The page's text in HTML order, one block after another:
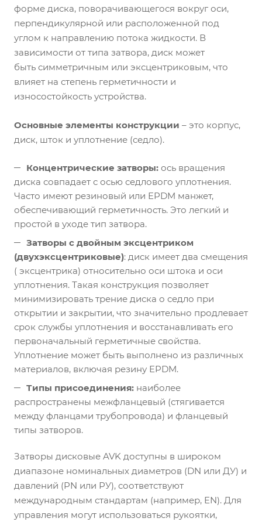
форме диска, поворачивающегося вокруг оси,
перпендикулярной или расположенной под
углом к направлению потока жидкости. В
зависимости от типа затвора, диск может
быть симметричным или эксцентриковым, что
влияет на степень герметичности и
износостойкость устройства.
Основные элементы конструкции – это корпус,
диск, шток и уплотнение (седло).
Концентрические затворы: ось вращения
диска совпадает с осью седлового уплотнения.
Часто имеют резиновый или EPDM манжет,
обеспечивающий герметичность. Это легкий и
простой в уходе тип затвора.
Затворы с двойным эксцентриком
(двухэксцентриковые): диск имеет два смещения
( эксцентрика) относительно оси штока и оси
уплотнения. Такая конструкция позволяет
минимизировать трение диска о седло при
открытии и закрытии, что значительно продлевает
срок службы уплотнения и восстанавливать его
первоначальный герметичные свойства.
Уплотнение может быть выполнено из различных
материалов, включая резину EPDM.
Типы присоединения: наиболее
распространены межфланцевый (стягивается
между фланцами трубопровода) и фланцевый
типы затворов.
Затворы дисковые AVK доступны в широком
диапазоне номинальных диаметров (DN или ДУ) и
давлений (PN или РУ), соответствуют
международным стандартам (например, EN). Для
управления могут использоваться рукоятки,